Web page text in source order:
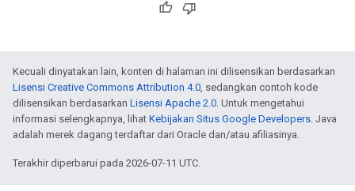
Kecuali dinyatakan lain, konten di halaman ini dilisensikan berdasarkan
Lisensi Creative Commons Attribution 4.0, sedangkan contoh kode
dilisensikan berdasarkan Lisensi Apache 2.0. Untuk mengetahui
informasi selengkapnya, lihat Kebijakan Situs Google Developers. Java
adalah merek dagang terdaftar dari Oracle dan/atau afiliasinya.
Terakhir diperbarui pada 2026-07-11 UTC.